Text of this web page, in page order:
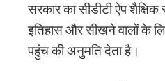
सरकार का सीडीटी ऐप
इतिहास और सीखने वालों के
पहुंच की अनुमति देता है।